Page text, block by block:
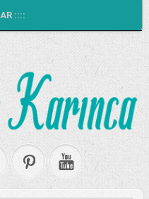
::::